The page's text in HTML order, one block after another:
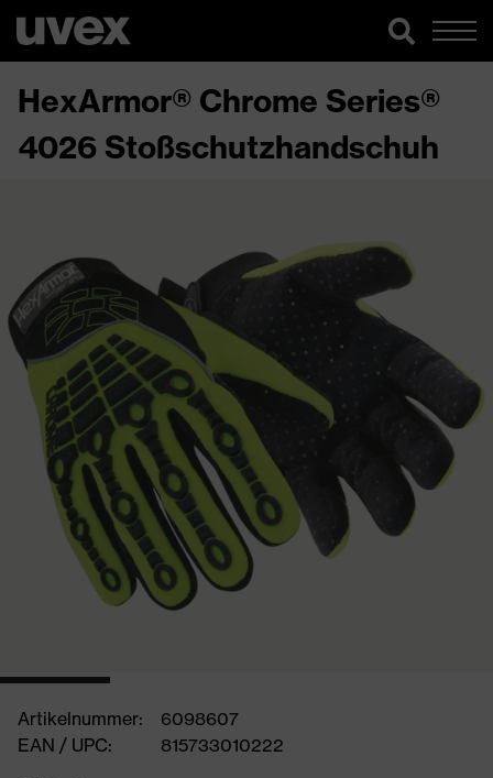
HexArmor® Chrome Series®
4026 Stoßschutzhandschuh
Artikelnummer:
6098607
EAN / UPC:
815733010222